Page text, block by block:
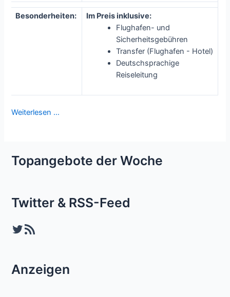
Besonderheiten:
Im Preis inklusive:
Flughafen- und
Sicherheitsgebühren
Transfer (Flughafen - Hotel)
Deutschsprachige
Reiseleitung
Weiterlesen …
Topangebote der Woche
Twitter & RSS-Feed
Twitter RSS-Feed
Anzeigen